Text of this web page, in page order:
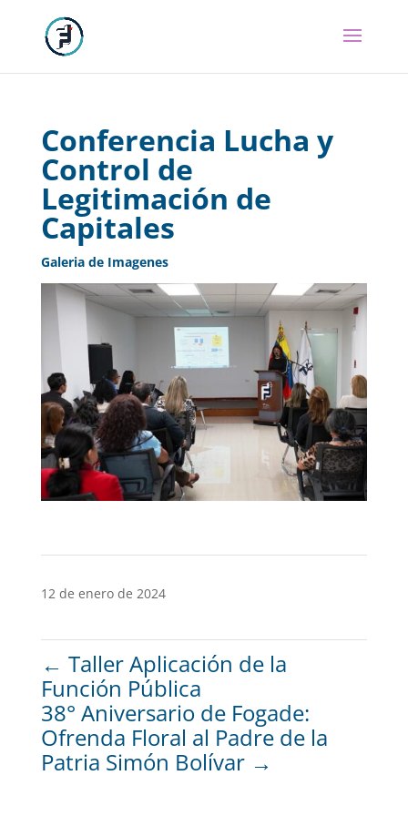
Conferencia Lucha y
Control de
Legitimación de
Capitales
Galeria de Imagenes
12 de enero de 2024
← Taller Aplicación de la
Función Pública
38° Aniversario de Fogade:
Ofrenda Floral al Padre de la
Patria Simón Bolívar →